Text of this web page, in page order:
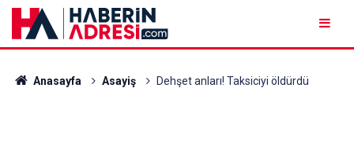
Anasayfa Asayiş Dehşet anları! Taksiciyi öldürdü